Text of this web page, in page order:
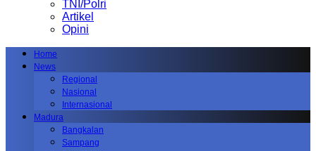
TNI/Polri
Artikel
Opini
Home
News
Regional
Nasional
Internasional
Madura
Bangkalan
Sampang